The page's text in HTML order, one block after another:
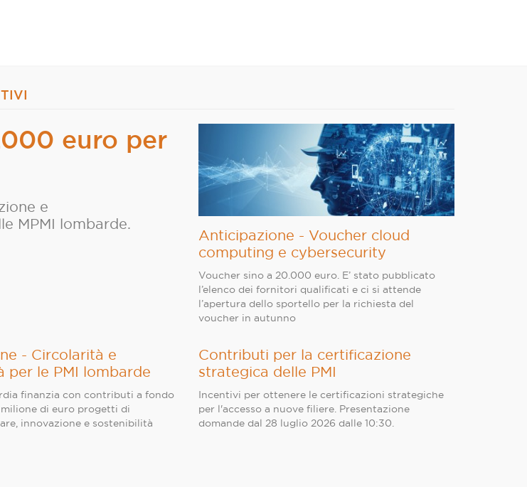
euro per
e
MPMI lombarde.
Anticipazione - Voucher cloud
computing e cybersecurity
Voucher sino a 20.000 euro. E’ stato pubblicato
l’elenco dei fornitori qualificati e ci si attende
l’apertura dello sportello per la richiesta del
voucher in autunno
- Circolarità e
per le PMI lombarde
finanzia con contributi a fondo
di euro progetti di
innovazione e sostenibilità
Contributi per la certificazione
strategica delle PMI
Incentivi per ottenere le certificazioni strategiche
per l'accesso a nuove filiere. Presentazione
domande dal 28 luglio 2026 dalle 10:30.